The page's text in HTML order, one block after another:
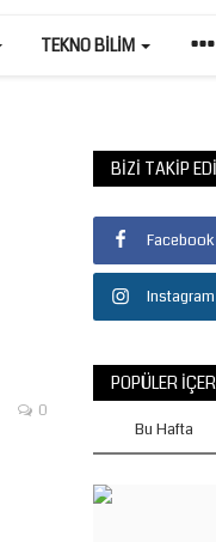
TEKNO BILIM
0
BIZI TAKIP
Facebook
Instagram
POPÜLER
Bu Hafta